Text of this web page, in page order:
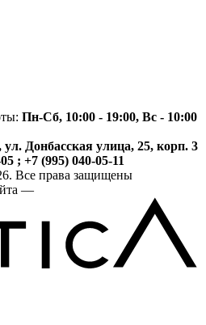
Пн-Сб, 10:00 - 19:00, Вс - 10:00
ул. Донбасская улица, 25, корп. 3
; +7 (995) 040-05-11
Все права защищены
—